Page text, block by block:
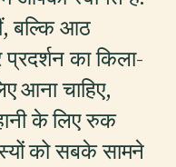
बल्कि आठ
का किला-
आना चाहिए,
के लिए रुक
को सबके सामने